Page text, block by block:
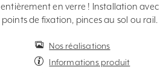
entièrement en verre ! Installation avec
points de fixation, pinces au sol ou rail.
Nos réalisations
Informations produit